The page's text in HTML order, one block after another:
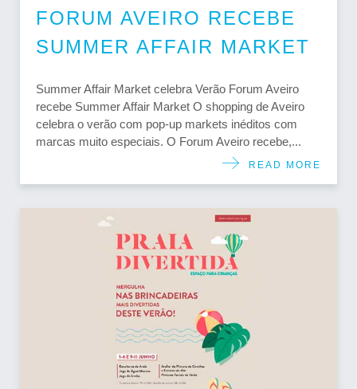
FORUM AVEIRO RECEBE
SUMMER AFFAIR MARKET
Summer Affair Market celebra Verão Forum Aveiro
recebe Summer Affair Market O shopping de Aveiro
celebra o verão com pop-up markets inéditos com
marcas muito especiais. O Forum Aveiro recebe,...
READ MORE